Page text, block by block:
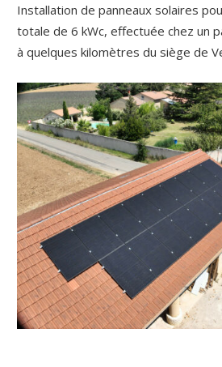
Installation de panneaux solaires
totale de 6 kWc, effectuée chez un
à quelques kilomètres du siège de